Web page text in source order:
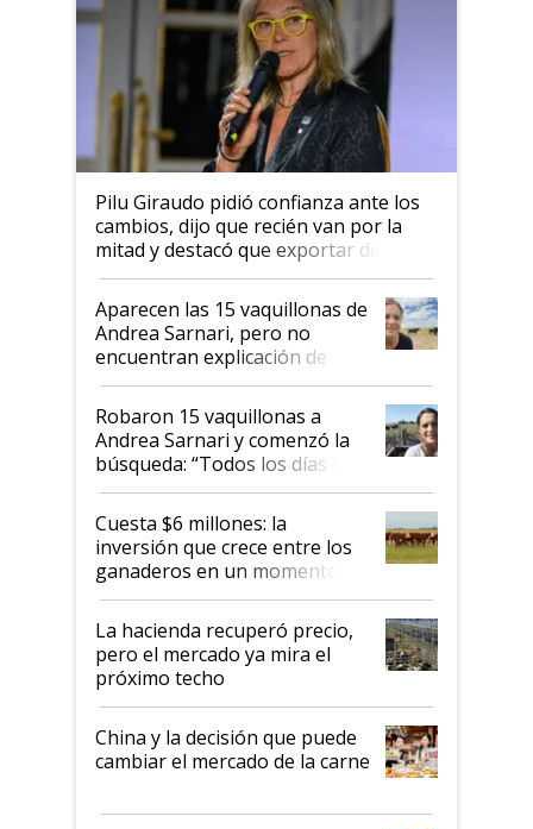
Pilu Giraudo pidió confianza ante los
cambios, dijo que recién van por la
mitad y destacó que exportar dejó de
ser "para unos pocos": "Tenemos un
mandato muy claro del gobierno
nacional"
Aparecen las 15 vaquillonas de
Andrea Sarnari, pero no
encuentran explicación de
cómo llegaron allí
Robaron 15 vaquillonas a
Andrea Sarnari y comenzó la
búsqueda: “Todos los días le
toca a algún productor”
Cuesta $6 millones: la
inversión que crece entre los
ganaderos en un momento
histórico para la actividad
La hacienda recuperó precio,
pero el mercado ya mira el
próximo techo
China y la decisión que puede
cambiar el mercado de la carne